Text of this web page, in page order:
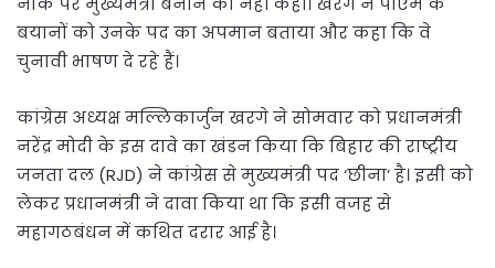
बयानों को उनके पद का अपमान बताया और कहा कि वे
चुनावी भाषण दे रहे हैं।
कांग्रेस अध्यक्ष मल्लिकार्जुन खरगे ने सोमवार को प्रधानमंत्री
नरेंद्र मोदी के इस दावे का खंडन किया कि बिहार की राष्ट्रीय
जनता दल (RJD) ने कांग्रेस से मुख्यमंत्री पद ‘छीना’ है। इसी को
लेकर प्रधानमंत्री ने दावा किया था कि इसी वजह से
महागठबंधन में कथित दरार आई है।